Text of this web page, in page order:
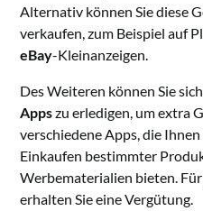
Alternativ können Sie diese
verkaufen, zum Beispiel auf
eBay-Kleinanzeigen.
Des Weiteren können Sie
Appszu erledigen, um extra
verschiedene Apps, die
Einkaufen bestimmter
Werbematerialien bieten.
erhalten Sie eine Vergütung.